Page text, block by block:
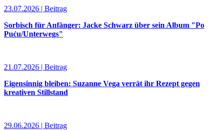
23.07.2026 | Beitrag
Sorbisch für Anfänger: Jacke Schwarz über sein Album "Po
Puću/Unterwegs"
21.07.2026 | Beitrag
Eigensinnig bleiben: Suzanne Vega verrät ihr Rezept gegen
kreativen Stillstand
29.06.2026 | Beitrag